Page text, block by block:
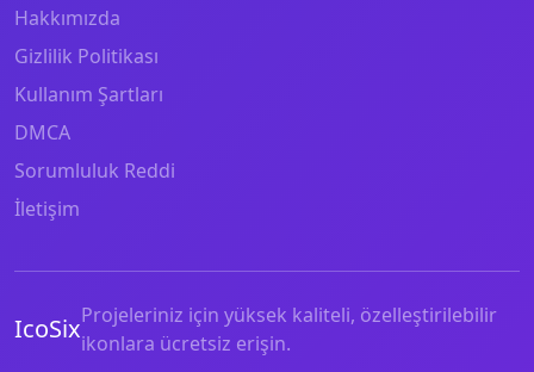
Hakkımızda
Gizlilik Politikası
Kullanım Şartları
DMCA
Sorumluluk Reddi
İletişim
IcoSixProjeleriniz için yüksek kaliteli, özelleştirilebilir
ikonlara ücretsiz erişin.